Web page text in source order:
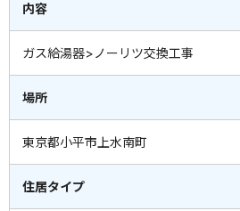
内容
ガス給湯器>ノーリツ交換工事
場所
東京都小平市上水南町
住居タイプ